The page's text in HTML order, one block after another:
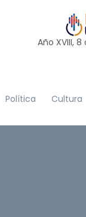
Año XVIII, 8
Política Cultura